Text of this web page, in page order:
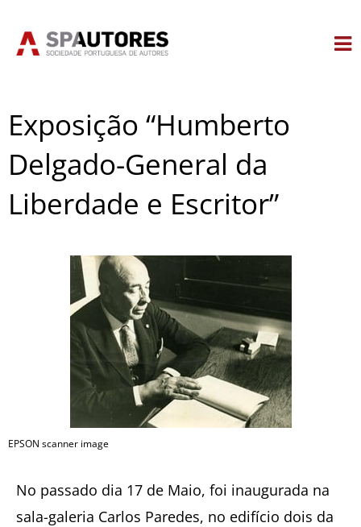
Exposição “Humberto
Delgado-General da
Liberdade e Escritor”
EPSON scanner image
No passado dia 17 de Maio, foi inaugurada na
sala-galeria Carlos Paredes, no edifício dois da